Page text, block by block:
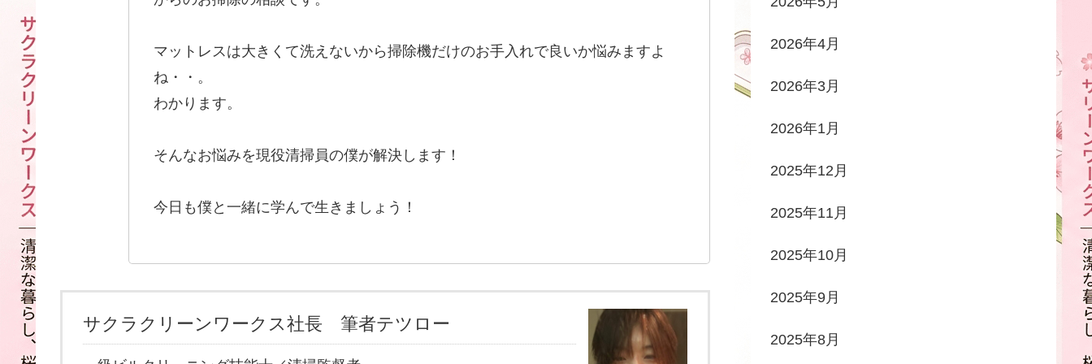
マットレスは大きくて洗えないから掃除機だけのお手入れで良いか悩みますよ
ね・・。
わかります。
そんなお悩みを現役清掃員の僕が解決します！
今日も僕と一緒に学んで生きましょう！
サクラクリーンワークス社長 筆者テツロー
2026年4月
2026年3月
2026年1月
2025年12月
2025年11月
2025年10月
2025年9月
2025年8月